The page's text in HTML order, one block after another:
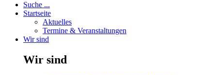
Suche ...
Startseite
Aktuelles
Termine & Veranstaltungen
Wir sind
Wir sind